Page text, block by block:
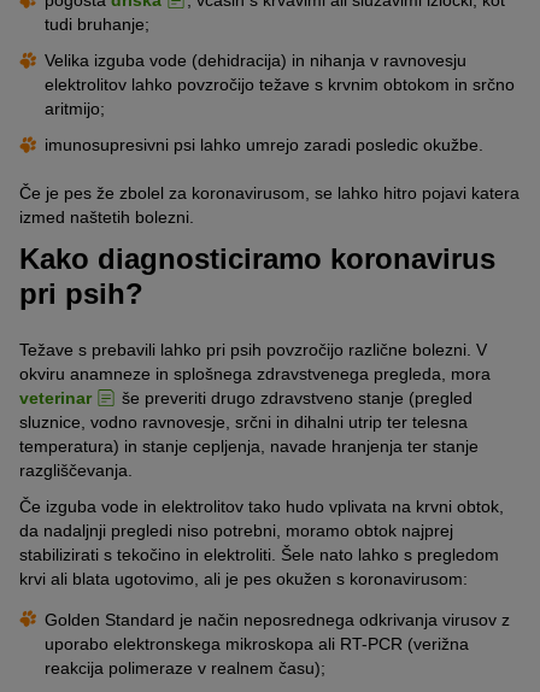
tudi bruhanje;
Velika izguba vode (dehidracija) in nihanja v ravnovesju
elektrolitov lahko povzročijo težave s krvnim obtokom in srčno
aritmijo;
imunosupresivni psi lahko umrejo zaradi posledic okužbe.
Če je pes že zbolel za koronavirusom, se lahko hitro pojavi katera
izmed naštetih bolezni.
Kako diagnosticiramo koronavirus
pri psih?
Težave s prebavili lahko pri psih povzročijo različne bolezni. V
okviru anamneze in splošnega zdravstvenega pregleda, mora
veterinar
še preveriti drugo zdravstveno stanje (pregled
sluznice, vodno ravnovesje, srčni in dihalni utrip ter telesna
temperatura) in stanje cepljenja, navade hranjenja ter stanje
razgliščevanja.
Če izguba vode in elektrolitov tako hudo vplivata na krvni obtok,
da nadaljnji pregledi niso potrebni, moramo obtok najprej
stabilizirati s tekočino in elektroliti. Šele nato lahko s pregledom
krvi ali blata ugotovimo, ali je pes okužen s koronavirusom:
Golden Standard je način neposrednega odkrivanja virusov z
uporabo elektronskega mikroskopa ali RT-PCR (verižna
reakcija polimeraze v realnem času);